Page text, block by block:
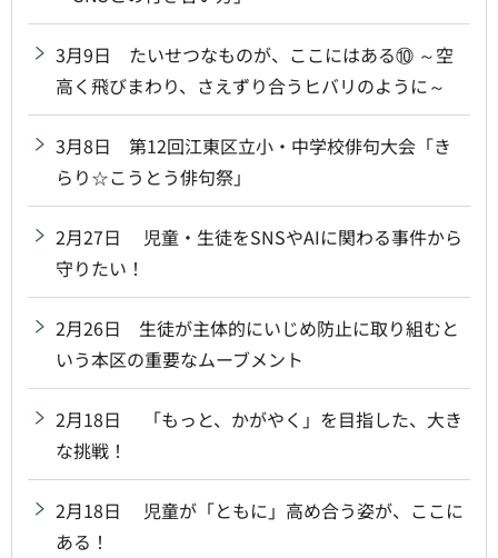
3月9日 たいせつなものが、ここにはある⑩ ～空
高く飛びまわり、さえずり合うヒバリのように～
3月8日 第12回江東区立小・中学校俳句大会「き
らり☆こうとう俳句祭」
2月27日 児童・生徒をSNSやAIに関わる事件から
守りたい！
2月26日 生徒が主体的にいじめ防止に取り組むと
いう本区の重要なムーブメント
2月18日 「もっと、かがやく」を目指した、大き
な挑戦！
2月18日 児童が「ともに」高め合う姿が、ここに
ある！